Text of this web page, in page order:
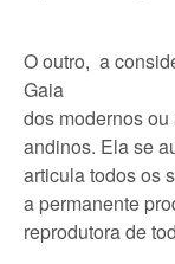
O outro, a
Gaia
dos modernos
andinos. Ela se
articula todos os
a permanente
reprodutora de